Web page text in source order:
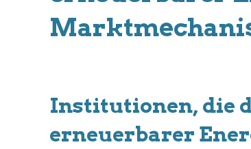
Institutionen, die
erneuerbarer